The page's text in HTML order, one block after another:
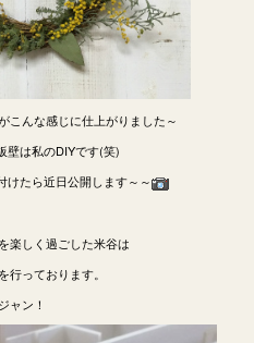
こんな感じに仕上がりました～
壁は私のDIYです(笑)
けたら近日公開します～～
楽しく過ごした米谷は
行っております。
ャン！